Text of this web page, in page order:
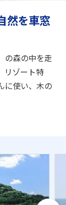
然を車窓
の森の中を走
リゾート特
に使い、木の